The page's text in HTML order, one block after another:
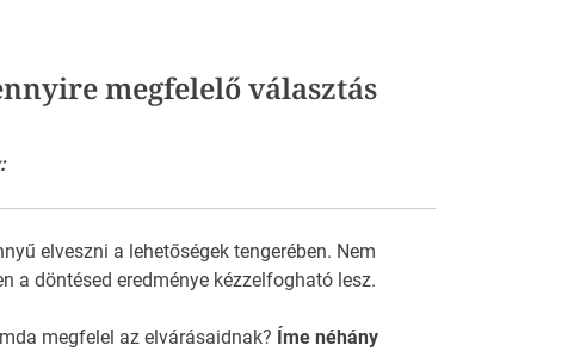
megfelelő választás
elveszni a lehetőségek tengerében. Nem
a döntésed eredménye kézzelfogható lesz.
megfelel az elvárásaidnak? Íme néhány